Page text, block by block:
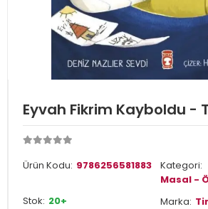
Eyvah Fikrim Kayboldu -
Ürün Kodu: 9786256581883
Kategori:
Masal -
Stok: 20+ Marka: